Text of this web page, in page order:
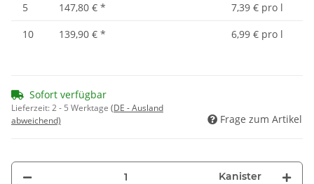
5 147,80 € *
7,39 € pro l
10
139,90 € * 6,99 € pro l
Sofort verfügbar
Lieferzeit:2 - 5 Werktage (DE - Ausland
abweichend)
Frage zum Artikel
Kanister